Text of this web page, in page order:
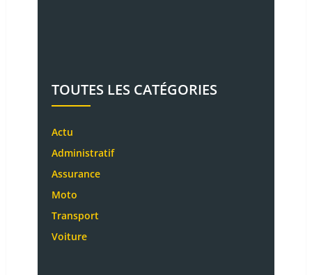
TOUTES LES CATÉGORIES
Actu
Administratif
Assurance
Moto
Transport
Voiture